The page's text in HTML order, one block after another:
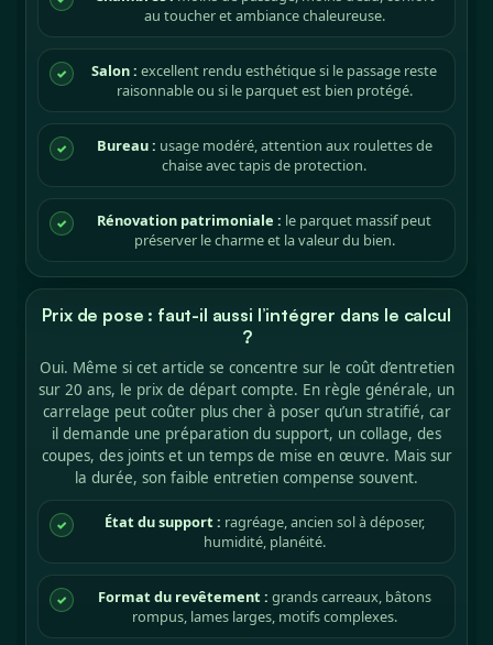
au toucher et ambiance chaleureuse.
✓ Salon : excellent rendu esthétique si le passage reste
raisonnable ou si le parquet est bien protégé.
✓ Bureau : usage modéré, attention aux roulettes de
chaise avec tapis de protection.
✓ Rénovation patrimoniale : le parquet massif peut
préserver le charme et la valeur du bien.
Prix de pose : faut-il aussi l’intégrer dans le calcul
?
Oui. Même si cet article se concentre sur le coût d’entretien
sur 20 ans, le prix de départ compte. En règle générale, un
carrelage peut coûter plus cher à poser qu’un stratifié, car
il demande une préparation du support, un collage, des
coupes, des joints et un temps de mise en œuvre. Mais sur
la durée, son faible entretien compense souvent.
✓ État du support : ragréage, ancien sol à déposer,
humidité, planéité.
✓ Format du revêtement : grands carreaux, bâtons
rompus, lames larges, motifs complexes.